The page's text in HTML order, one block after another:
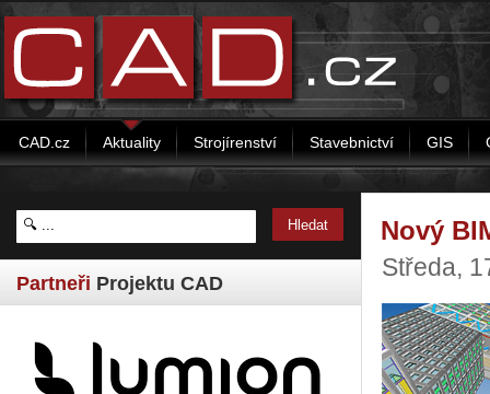
CAD.cz Aktuality Strojírenství Stavebnictví GIS
Partneři Projektu CAD
Nový
Středa,